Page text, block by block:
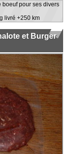
boeuf pour ses divers
livré +250 km
et Burger